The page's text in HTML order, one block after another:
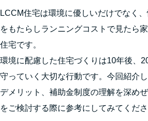
LCCM住宅は環境に優しいだけでなく
をもたらしランニングコストで見たら
住宅です。
環境に配慮した住宅づくりは10年後、
守っていく大切な行動です。今回紹介
デメリット、補助金制度の理解を深め
をご検討する際に参考にしてみてくださ